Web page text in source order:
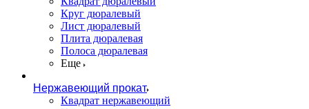
Круг дюралевый
Лист дюралевый
Плита дюралевая
Полоса дюралевая
Еще
Нержавеющий прокат
Квадрат нержавеющий